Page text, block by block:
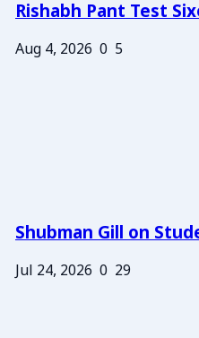
Rishabh Pant Test
Aug 4, 2026 0 5
Shubman Gill on
Jul 24, 2026 0 29